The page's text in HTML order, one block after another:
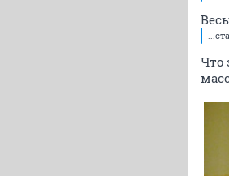
Что